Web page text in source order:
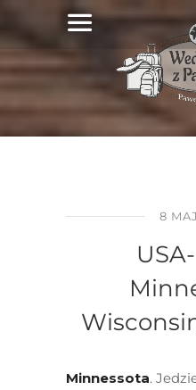
8
Minnessota.